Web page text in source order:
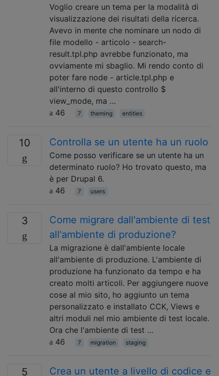
Voglio creare un tema per la modalità di
visualizzazione dei risultati della ricerca.
Avevo in mente che nominare un nodo di
file modello - articolo - search-
result.tpl.php avrebbe funzionato, ma
ovviamente mi sbaglio. Mi rendo conto di
poter fare node - article.tpl.php e
all'interno di questo controllo $
view_mode, ma …
46
7 theming entities
10 Controlla se un utente ha un ruolo
Come posso verificare se un utente ha un
determinato ruolo? Ho trovato questo, ma
è per Drupal 6.
46
7 users
3
Come migrare dall'ambiente di test
all'ambiente di produzione?
La migrazione è dall'ambiente locale
all'ambiente di produzione. L'ambiente di
produzione ha funzionato da tempo e ha
creato molti articoli. Per aggiungere nuove
cose al mio sito, ho aggiunto un tema
personalizzato e installato CCK, Views e
altri moduli nel mio ambiente di test locale.
Ora che l'ambiente di test …
46
7 migration staging
5
Crea un utente a livello di codice e